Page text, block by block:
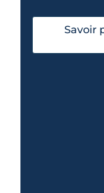
Savoir